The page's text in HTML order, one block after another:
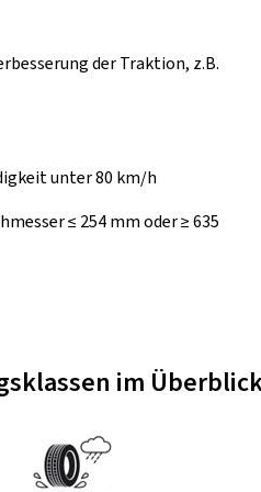
der Traktion, z.B.
unter 80 km/h
≤ 254 mm oder ≥ 635
im